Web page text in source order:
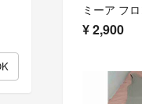
¥2,900